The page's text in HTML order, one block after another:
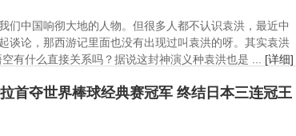
们中国响彻大地的人物。但很多人都不认识袁洪，最近中
谈论，那西游记里面也没有出现过叫袁洪的呀。其实袁洪
有什么直接关系吗？据说这封神演义种袁洪也是 ... [详细]
首夺世界棒球经典赛冠军 终结日本三连冠王